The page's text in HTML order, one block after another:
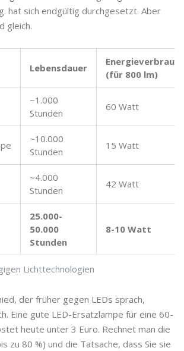
. hat sich endgültig durchgesetzt. Aber
gleich.
Lichttechnologien
Lebensdauer
Energieverbrauch
(für 800 lm)
~1.000
Stunden
60 Watt
~10.000
Stunden
15 Watt
~4.000
Stunden
42 Watt
25.000-
50.000
Stunden
8-10 Watt
der früher gegen LEDs sprach,
Eine gute LED-Ersatzlampe für eine 60-
heute unter 3 Euro. Rechnet man die
zu 80 %) und die Tatsache, dass Sie sie